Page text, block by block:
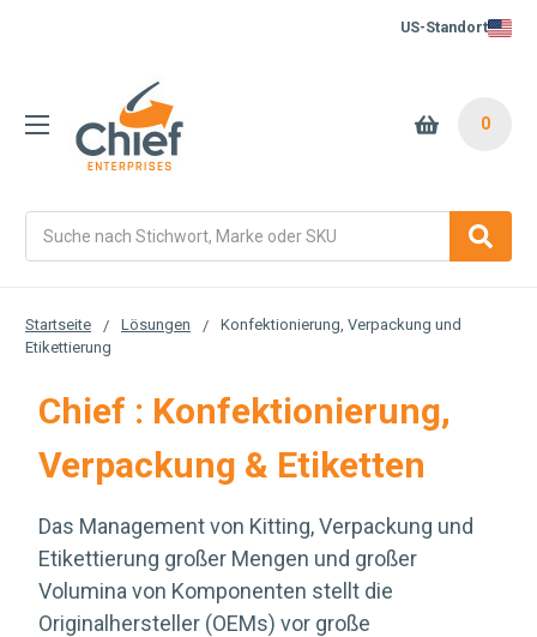
US-Standort
0
Startseite Lösungen
Konfektionierung, Verpackung und
Etikettierung
Chief : Konfektionierung,
Verpackung & Etiketten
Das Management von Kitting, Verpackung und
Etikettierung großer Mengen und großer
Volumina von Komponenten stellt die
Originalhersteller (OEMs) vor große